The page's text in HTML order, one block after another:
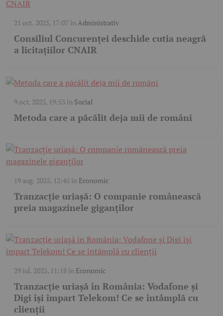
21 oct. 2025, 17:07înAdministrativ
Consiliul Concurenței deschide cutia neagră
a licitațiilor CNAIR
9 oct. 2025, 19:53în Social
Metoda care a păcălit deja mii de români
19 aug. 2025, 12:45 în Economic
Tranzacție uriașă: O companie românească
preia magazinele giganților
29 iul. 2025, 11:18în Economic
Tranzacție uriașă în România: Vodafone și
Digi își împart Telekom! Ce se întâmplă cu
clienții